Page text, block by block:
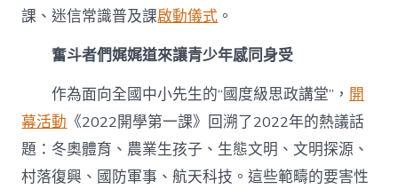
課、迷信常識普及課啟動儀式 。
奮斗者們娓娓道來讓青少年感同身受
作為面向全國中小先生的“國度級思政講堂”， 開
幕活動 《2022開學第一課》回溯了2022年的熱議話
題：冬奧體育、農業生孩子、生態文明、文明探源、
村落復興、國防軍事、航天科技。這些範疇的要害性